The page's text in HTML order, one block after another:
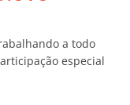
a todo
especial